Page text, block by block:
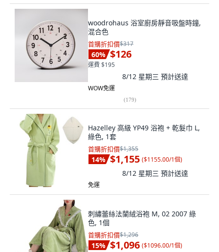
woodrohaus 浴室廚房靜音吸盤時鐘,
混合色
首購折扣價$317
60% $126
運費 $195
8/12 星期三 預計送達
WOW免運
(179)
Hazelley 高級 YP49 浴袍 + 乾髮巾 L,
綠色, 1套
首購折扣價$1,355
14% $1,155 ($1155.00/1個)
8/12 星期三 預計送達
免運
刺繡蕾絲法蘭絨浴袍 M, 02 2007 綠
色, 1個
首購折扣價$1,296
15% $1,096 ($1096.00/1個)